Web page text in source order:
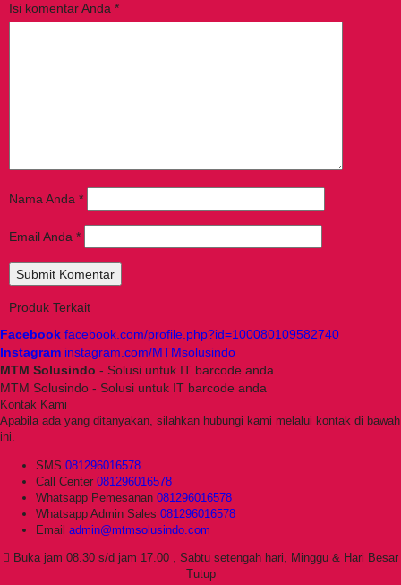
Isi komentar Anda *
Nama Anda *
Email Anda *
Produk Terkait
Facebook facebook.com/profile.php?id=100080109582740
Instagram instagram.com/MTMsolusindo
MTM Solusindo - Solusi untuk IT barcode anda
MTM Solusindo - Solusi untuk IT barcode anda
Kontak Kami
Apabila ada yang ditanyakan, silahkan hubungi kami melalui kontak di bawah
ini.
SMS 081296016578
Call Center 081296016578
Whatsapp Pemesanan 081296016578
Whatsapp Admin Sales 081296016578
Email admin@mtmsolusindo.com
Buka jam 08.30 s/d jam 17.00 , Sabtu setengah hari, Minggu & Hari Besar
Tutup